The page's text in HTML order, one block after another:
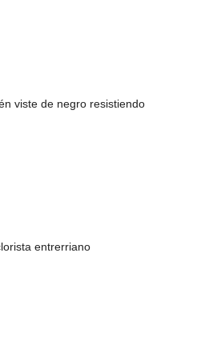
viste de negro resistiendo
entrerriano